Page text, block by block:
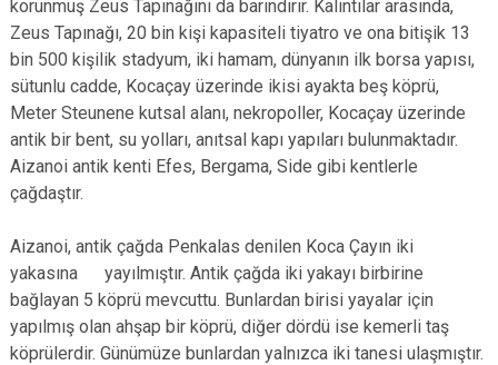
korunmuş Zeus Tapınağını da barındırır. Kalıntılar arasında,
Zeus Tapınağı, 20 bin kişi kapasiteli tiyatro ve ona bitişik 13
bin 500 kişilik stadyum, iki hamam, dünyanın ilk borsa yapısı,
sütunlu cadde, Kocaçay üzerinde ikisi ayakta beş köprü,
Meter Steunene kutsal alanı, nekropoller, Kocaçay üzerinde
antik bir bent, su yolları, anıtsal kapı yapıları bulunmaktadır.
Aizanoi antik kenti Efes, Bergama, Side gibi kentlerle
çağdaştır.
Aizanoi, antik çağda Penkalas denilen Koca Çayın iki
yakasına yayılmıştır. Antik çağda iki yakayı birbirine
bağlayan 5 köprü mevcuttu. Bunlardan birisi yayalar için
yapılmış olan ahşap bir köprü, diğer dördü ise kemerli taş
köprülerdir. Günümüze bunlardan yalnızca iki tanesi ulaşmıştır.